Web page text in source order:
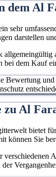
dem Al
sehr
darstellen
dem Kauf
Al
bietet
können Sie